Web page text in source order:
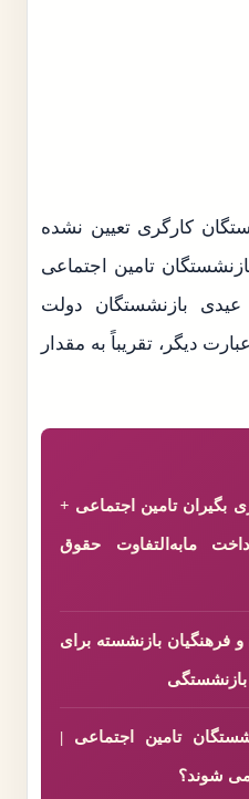
کارگری تعیین نشده
تامین اجتماعی
عیدی بازنشستگان دولت
دیگر، تقریباً به مقدار
بگیران تامین اجتماعی +
مابه‌التفاوت حقوق
بازنشسته برای
بازنشستگی
تامین اجتماعی |
می شوند؟